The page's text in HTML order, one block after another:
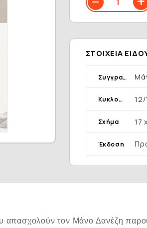
ΣΤΟΙΧΕΊΑ
Συγγραφέας
Κυκλοφορία
Σχήμα 17
Έκδοση
απασχολούν τον Μάνο Δανέζη